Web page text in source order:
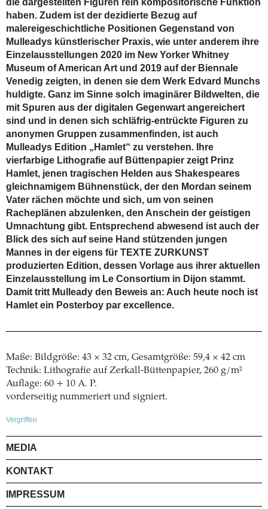
die dargestellten Figuren rein kompositorische Funktion
haben. Zudem ist der dezidierte Bezug auf
malereigeschichtliche Positionen Gegenstand von
Mulleadys künstlerischer Praxis, wie unter anderem ihre
Einzelausstellungen 2020 im New Yorker Whitney
Museum of American Art und 2019 auf der Biennale
Venedig zeigten, in denen sie dem Werk Edvard Munchs
huldigte. Ganz im Sinne solch imaginärer Bildwelten, die
mit Spuren aus der digitalen Gegenwart angereichert
sind und in denen sich schläfrig-entrückte Figuren zu
anonymen Gruppen zusammenfinden, ist auch
Mulleadys Edition „Hamlet“ zu verstehen. Ihre
vierfarbige Lithografie auf Büttenpapier zeigt Prinz
Hamlet, jenen tragischen Helden aus Shakespeares
gleichnamigem Bühnenstück, der den Mordan seinem
Vater rächen möchte und sich, um von seinen
Racheplänen abzulenken, den Anschein der geistigen
Umnachtung gibt. Entsprechend abwesend ist auch der
Blick des sich auf seine Hand stützenden jungen
Mannes in der eigens für TEXTE ZURKUNST
produzierten Edition, dessen Vorlage aus ihrer aktuellen
Einzelausstellung im Le Consortium in Dijon stammt.
Damit tritt Mulleady den Beweis an: Auch heute noch ist
Hamlet ein Posterboy par excellence.
Maße: Bildgröße: 43 × 32 cm, Gesamtgröße: 59,4 × 42 cm
Technik: Lithografie auf Zerkall-Büttenpapier, 260 g/m²
Auflage: 60 + 10 A. P.
vorderseitig nummeriert und signiert.
Vergriffen
MEDIA
KONTAKT
IMPRESSUM